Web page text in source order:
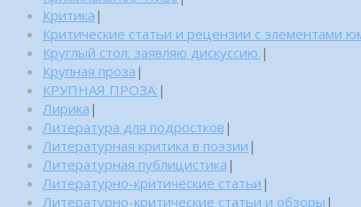
Критика |
Критические статьи и рецензии с элементами
Круглый стол: заявляю дискуссию. |
Крупная проза |
КРУПНАЯ ПРОЗА: |
Лирика |
Литература для подростков |
Литературная критика в поэзии |
Литературная публицистика |
Литературно-критические статьи |
Литературно-критические статьи и обзоры |